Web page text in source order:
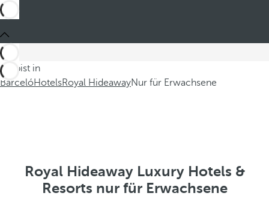
Du bist in
BarcelóHotelsRoyal HideawayNur für Erwachsene
Royal Hideaway Luxury Hotels &
Resorts nur für Erwachsene